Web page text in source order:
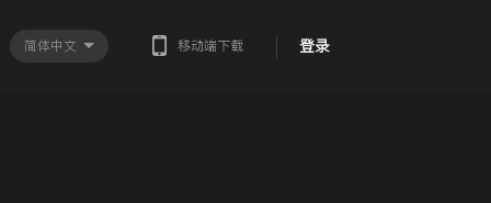
登录
移动端下载
简体中文